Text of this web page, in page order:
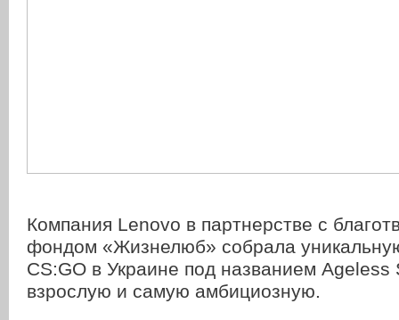
Компания Lenovo в партнерстве с
фондом «Жизнелюб» собрала
CS:GO в Украине под названием
взрослую и самую амбициозную.